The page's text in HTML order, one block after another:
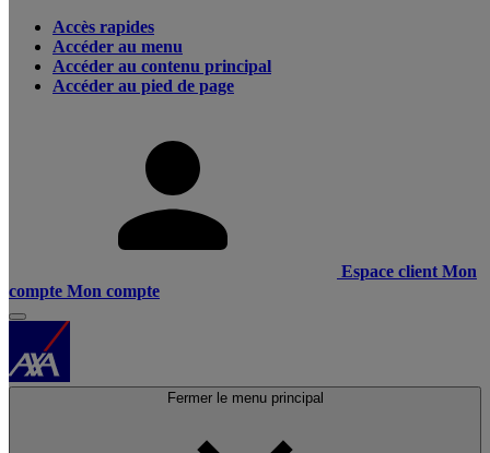
Accès rapides
Accéder au menu
Accéder au contenu principal
Accéder au pied de page
Espace client Mon
compte Mon compte
Fermer le menu principal